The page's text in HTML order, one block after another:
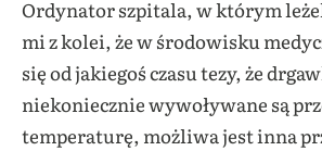
Ordynator szpitala, w którym
mi z kolei, że w środowisku
się od jakiegoś czasu tezy, że
niekoniecznie wywoływane są
temperaturę, możliwa jest inna